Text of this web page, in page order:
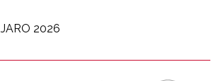
JARO 2026